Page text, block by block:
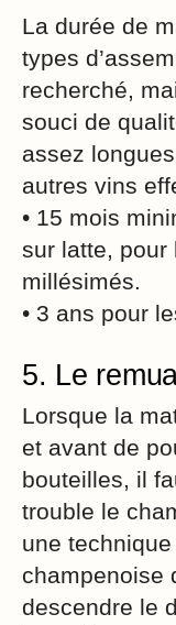
La durée de
types
recherché,
souci de
assez
autres vins
• 15 mois
sur latte, pour
millésimés.
• 3 ans pour
5. Le
Lorsque la
et avant de
bouteilles, il
trouble le
une
champenoise
descendre le